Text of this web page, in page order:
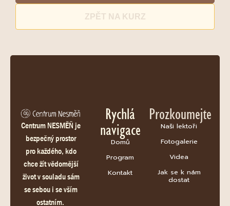
ZPĚT NA KURZ
Centrum NESMĚŇ je
bezpečný prostor
pro každého, kdo
chce žít vědomější
život v souladu sám
se sebou i se vším
ostatním.
Rychlá
navigace
Domů
Program
Kontakt
Prozkoumejte
Naši lektoři
Fotogalerie
Videa
Jak se k nám
dostat